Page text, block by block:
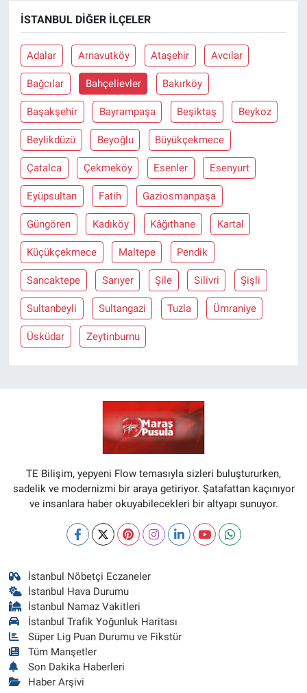
İSTANBUL DIĞER İLÇELER
Adalar Arnavutköy Ataşehir Avcılar
Bağcılar Bahçelievler Bakırköy
Başakşehir Bayrampaşa Beşiktaş Beykoz
Beylikdüzü Beyoğlu Büyükçekmece
Çatalca Çekmeköy Esenler Esenyurt
Eyüpsultan Fatih Gaziosmanpaşa
Güngören Kadıköy Kâğıthane Kartal
Küçükçekmece Maltepe Pendik
Sancaktepe Sarıyer Şile Silivri Şişli
Sultanbeyli Sultangazi Tuzla Ümraniye
Üsküdar Zeytinburnu
TE Bilişim, yepyeni Flow temasıyla sizleri buluştururken,
sadelik ve modernizmi bir araya getiriyor. Şatafattan kaçınıyor
ve insanlara haber okuyabilecekleri bir altyapı sunuyor.
İstanbul Nöbetçi Eczaneler
İstanbul Hava Durumu
İstanbul Namaz Vakitleri
İstanbul Trafik Yoğunluk Haritası
Süper Lig Puan Durumu ve Fikstür
Tüm Manşetler
Son Dakika Haberleri
Haber Arşivi